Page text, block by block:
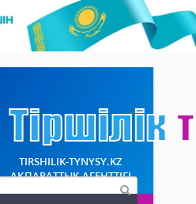
TIRSHILIK-TYNYSY.KZ
АҚПАРАТТЫҚ АГЕНТТІГІ